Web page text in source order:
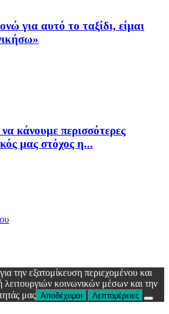
για αυτό το ταξίδι, είμαι
κάνουμε περισσότερες
μας στόχος η...
την εξατομίκευση περιεχομένου και
κοινωνικών μέσων και την
μας Αποδέχομαι Λεπτομέρειες